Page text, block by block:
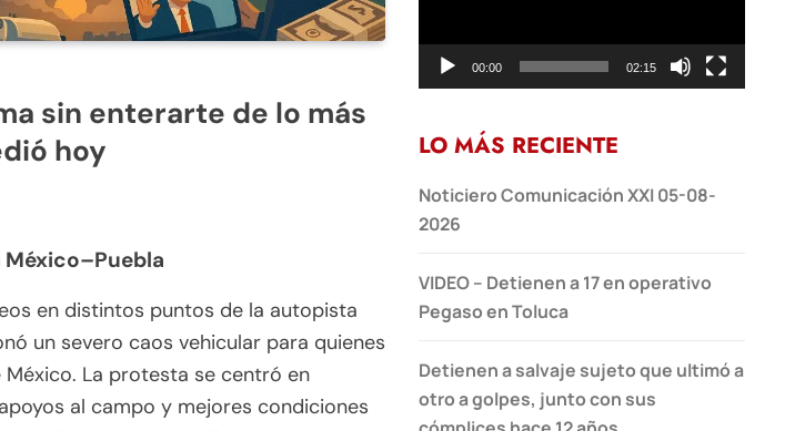
sin enterarte de lo más
hoy
México–Puebla
en distintos puntos de la autopista
un severo caos vehicular para quienes
La protesta se centró en
al campo y mejores condiciones
00:00 02:15
LO MÁS RECIENTE
Noticiero Comunicación XXI 05-08-
2026
VIDEO – Detienen a 17 en operativo
Pegaso en Toluca
Detienen a salvaje sujeto que ultimó a
otro a golpes, junto con sus